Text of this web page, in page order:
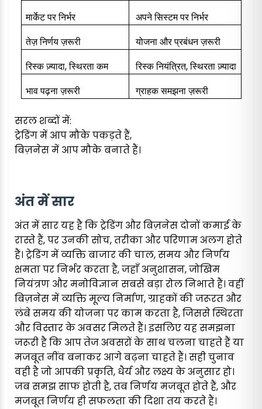
मार्केट पर निर्भर
अपने सिस्टम पर निर्भर
तेज़ निर्णय ज़रूरी
योजना और प्रबंधन ज़रूरी
रिस्क ज़्यादा,स्थिरता कम रिस्क नियंत्रित,स्थिरता ज़्यादा
भाव पढ़ना ज़रूरी
ग्राहक समझना ज़रूरी
सरल शब्दों में:
ट्रेडिंग में आप मौके पकड़ते हैं,
बिज़नेस में आप मौके बनाते हैं।
अंत में सार
अंत में सार यह है कि ट्रेडिंग और बिज़नेस दोनों कमाई के
रास्ते हैं, पर उनकी सोच, तरीका और परिणाम अलग होते
हैं। ट्रेडिंग में व्यक्ति बाजार की चाल, समय और निर्णय
क्षमता पर निर्भर करता है, जहाँ अनुशासन, जोखिम
नियंत्रण और मनोविज्ञान सबसे बड़ा रोल निभाते हैं। वहीं
बिज़नेस में व्यक्ति मूल्य निर्माण, ग्राहकों की जरूरत और
लंबे समय की योजना पर काम करता है, जिससे स्थिरता
और विस्तार के अवसर मिलते हैं। इसलिए यह समझना
जरूरी है कि आप तेज अवसरों के साथ चलना चाहते हैं या
मजबूत नींव बनाकर आगे बढ़ना चाहते हैं। सही चुनाव
वही है जो आपकी प्रकृति, धैर्य और लक्ष्य के अनुसार हो।
जब समझ साफ होती है, तब निर्णय मजबूत होते हैं, और
मजबूत निर्णय ही सफलता की दिशा तय करते हैं।